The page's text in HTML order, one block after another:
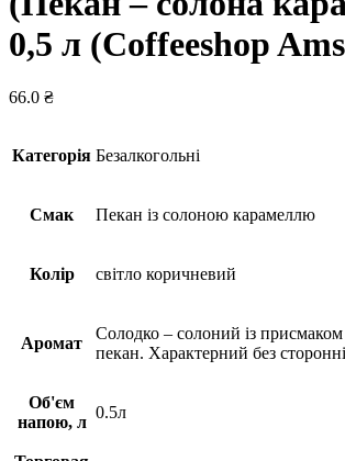
0,5 л (Coffeeshop
66.0 ₴
Категорія Безалкогольні
Смак Пекан із солоною карамеллю
Колір світло коричневий
Аромат
Солодко – солоний із присмаком
пекан. Характерний без
Об'єм
напою, л
0.5л